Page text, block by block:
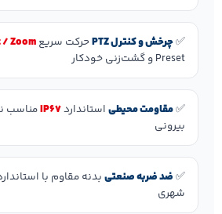
✅چرخش و کنترل PTZ حرکت سریعZoom
Preset و گشت‌زنی خودکار
✅مقاومت محیطیاستانداردIP67مناسب
بیرونی
✅ضد ضربه صنعتیبدنه مقاوم با
شهری